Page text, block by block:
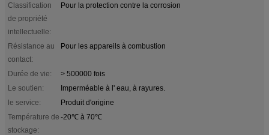
Classification
de propriété
intellectuelle:
Pour la protection contre la corrosion
Résistance au
contact:
Pour les appareils à combustion
Durée de vie:
> 500000 fois
Le soutien:
Imperméable à l' eau, à rayures.
le service:
Produit d'origine
Température de
stockage:
-20℃ à 70℃